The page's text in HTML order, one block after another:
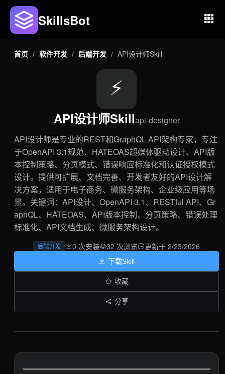
SkillsBot
首页 / 软件开发 / 后端开发 / API设计师Skill
⚡
API设计师Skillapi-designer
API设计师是专业的REST和GraphQL API架构专家，专注
于OpenAPI 3.1规范、HATEOAS超媒体驱动设计、API版
本控制策略、分页模式、错误响应标准化和认证授权模式
设计。提供可扩展、文档完善、开发者友好的API设计解
决方案，适用于电子商务、微服务架构、企业级应用等场
景。关键词：API设计、OpenAPI 3.1、RESTful API、Gr
aphQL、HATEOAS、API版本控制、分页策略、错误处理
标准化、API文档生成、微服务架构设计。
后端开发 0 次安装 32 次浏览 更新于 2/23/2026
下载Skill
收藏
分享